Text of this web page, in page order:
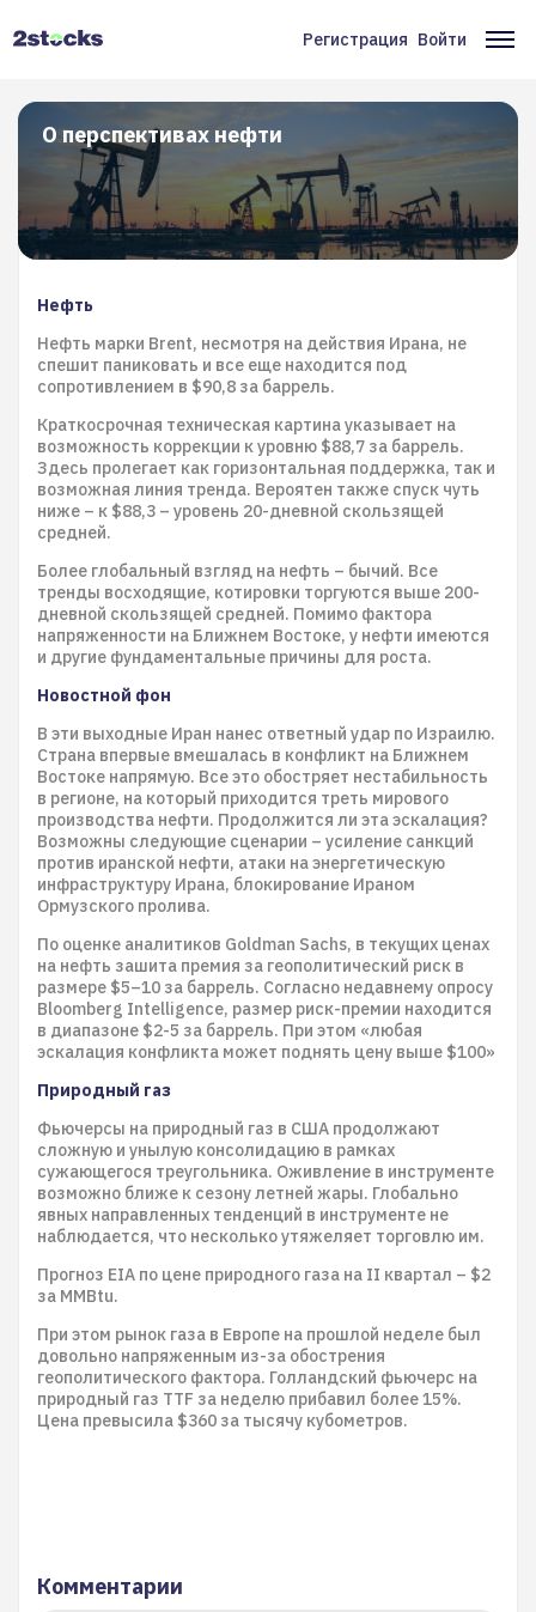
Меню
учётной
записи
пользователя
Регистрация Войти
О перспективах нефти
Нефть
Нефть марки Brent, несмотря на действия Ирана, не
спешит паниковать и все еще находится под
сопротивлением в $90,8 за баррель.
Краткосрочная техническая картина указывает на
возможность коррекции к уровню $88,7 за баррель.
Здесь пролегает как горизонтальная поддержка, так и
возможная линия тренда. Вероятен также спуск чуть
ниже – к $88,3 – уровень 20-дневной скользящей
средней.
Более глобальный взгляд на нефть – бычий. Все
тренды восходящие, котировки торгуются выше 200-
дневной скользящей средней. Помимо фактора
напряженности на Ближнем Востоке, у нефти имеются
и другие фундаментальные причины для роста.
Новостной фон
В эти выходные Иран нанес ответный удар по Израилю.
Страна впервые вмешалась в конфликт на Ближнем
Востоке напрямую. Все это обостряет нестабильность
в регионе, на который приходится треть мирового
производства нефти. Продолжится ли эта эскалация?
Возможны следующие сценарии – усиление санкций
против иранской нефти, атаки на энергетическую
инфраструктуру Ирана, блокирование Ираном
Ормузского пролива.
По оценке аналитиков Goldman Sachs, в текущих ценах
на нефть зашита премия за геополитический риск в
размере $5–10 за баррель. Согласно недавнему опросу
Bloomberg Intelligence, размер риск-премии находится
в диапазоне $2-5 за баррель. При этом «любая
эскалация конфликта может поднять цену выше $100»
Природный газ
Фьючерсы на природный газ в США продолжают
сложную и унылую консолидацию в рамках
сужающегося треугольника. Оживление в инструменте
возможно ближе к сезону летней жары. Глобально
явных направленных тенденций в инструменте не
наблюдается, что несколько утяжеляет торговлю им.
Прогноз EIA по цене природного газа на II квартал – $2
за MMBtu.
При этом рынок газа в Европе на прошлой неделе был
довольно напряженным из-за обострения
геополитического фактора. Голландский фьючерс на
природный газ TTF за неделю прибавил более 15%.
Цена превысила $360 за тысячу кубометров.
Комментарии